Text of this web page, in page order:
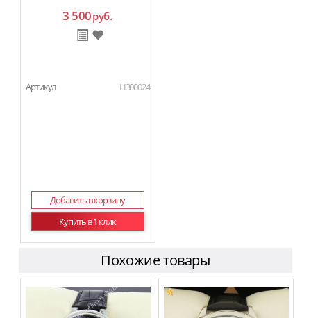
3 500руб.
Артикул H300024
Добавить в корзину
Купить в 1 клик
Похожие товары